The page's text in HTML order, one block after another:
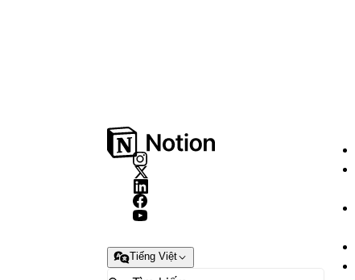
Tiếng Việt